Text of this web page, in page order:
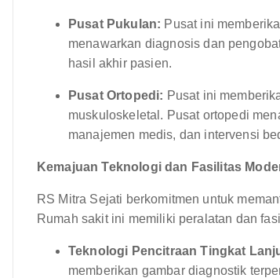
Pusat Pukulan: Pusat ini
menawarkan diagnosis dan
hasil akhir pasien.
Pusat Ortopedi: Pusat ini
muskuloskeletal. Pusat ortopedi
manajemen medis, dan intervensi
Kemajuan Teknologi dan Fasilitas
RS Mitra Sejati berkomitmen untuk
Rumah sakit ini memiliki peralatan dan
Teknologi Pencitraan Tingkat
memberikan gambar diagnostik